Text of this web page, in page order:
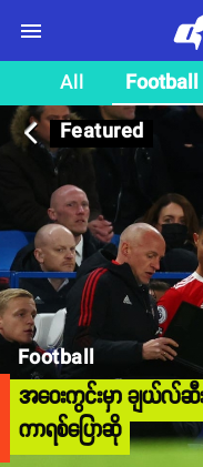
All Football
Featured
arrow_back_ios
Football
အဝေးကွင်းမှာ ချယ်လ်
ကာရစ်ပြောဆို